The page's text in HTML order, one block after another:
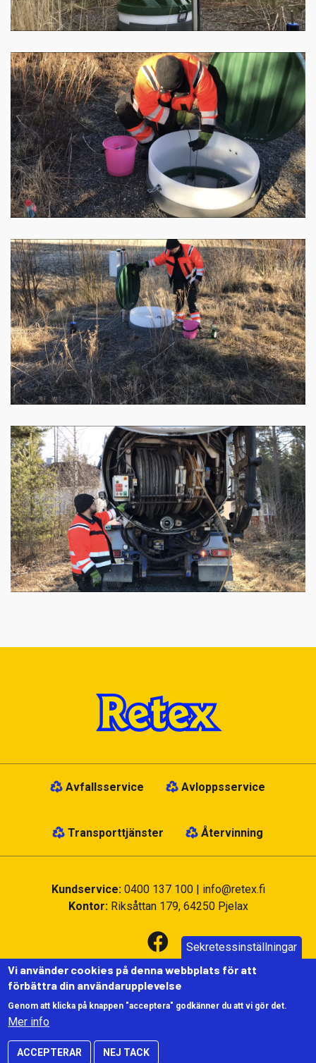
Avfallsservice Avloppsservice
Transporttjänster Återvinning
Kundservice: 0400 137 100| info@retex.fi
Kontor:Riksåttan 179, 64250 Pjelax
Användning av Cookies
Sekretessinställningar
Vi använder cookies på denna webbplats för att
förbättra din användarupplevelse
Genom att klicka på knappen "acceptera" godkänner du att vi gör det.
Mer info
ACCEPTERAR NEJ TACK